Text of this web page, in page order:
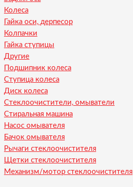
Колеса
Гайка оси, дерпесор
Колпачки
Гайка ступицы
Другие
Подшипник колеса
Ступица колеса
Диск колеса
Стеклоочистители, омыватели
Стиральная машина
Насос омывателя
Бачок омывателя
Рычаги стеклоочистителя
Щетки стеклоочистителя
Механизм/мотор стеклоочистителя